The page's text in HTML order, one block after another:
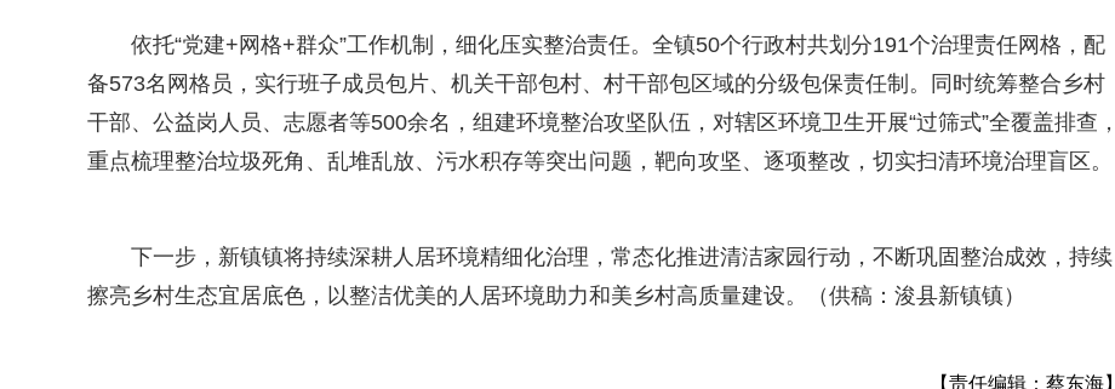
依托“党建+网格+群众”工作机制，细化压实整治责任。全镇50个行政村共划分191个治理责任网格，配
备573名网格员，实行班子成员包片、机关干部包村、村干部包区域的分级包保责任制。同时统筹整合乡村
干部、公益岗人员、志愿者等500余名，组建环境整治攻坚队伍，对辖区环境卫生开展“过筛式”全覆盖排查，
重点梳理整治垃圾死角、乱堆乱放、污水积存等突出问题，靶向攻坚、逐项整改，切实扫清环境治理盲区。
下一步，新镇镇将持续深耕人居环境精细化治理，常态化推进清洁家园行动，不断巩固整治成效，持续
擦亮乡村生态宜居底色，以整洁优美的人居环境助力和美乡村高质量建设。（供稿：浚县新镇镇）
【责任编辑：蔡东海】